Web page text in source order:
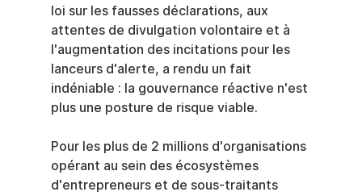
loi sur les fausses déclarations, aux
attentes de divulgation volontaire et à
l'augmentation des incitations pour les
lanceurs d'alerte, a rendu un fait
indéniable : la gouvernance réactive n'est
plus une posture de risque viable.
Pour les plus de 2 millions d'organisations
opérant au sein des écosystèmes
d'entrepreneurs et de sous-traitants